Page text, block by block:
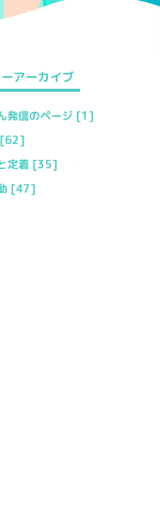
アーカイブ
発信のページ [1]
[62]
定着 [35]
[47]